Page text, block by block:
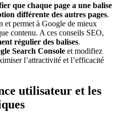
que chaque page a une balise
différente des autres pages.
et permet à Google de mieux
contenu. A ces conseils SEO,
régulier des balises.
Search Console et modifiez
l’attractivité et l’efficacité
utilisateur et les